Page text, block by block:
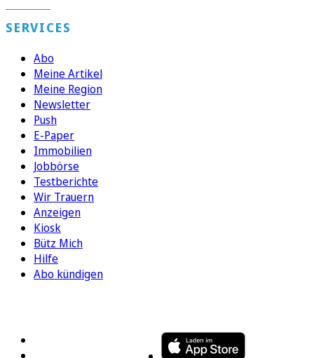
SERVICES
Abo
Meine Artikel
Meine Region
Newsletter
Push
E-Paper
Immobilien
Jobbörse
Testberichte
Wir Trauern
Anzeigen
Kiosk
Bütz Mich
Hilfe
Abo kündigen